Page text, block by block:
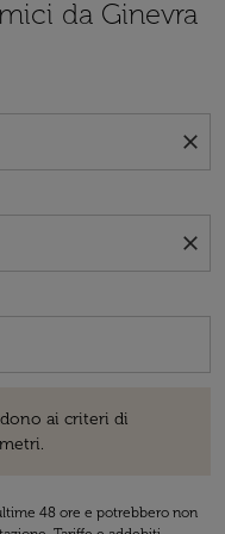
da Ginevra
close
close
ai criteri di
48 ore e potrebbero non